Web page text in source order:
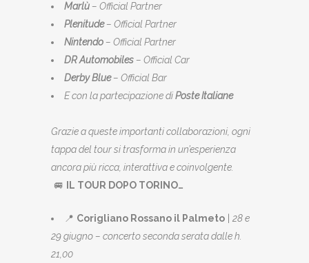
Marlù – Official Partner
Plenitude– Official Partner
Nintendo – Official Partner
DR Automobiles – Official Car
Derby Blue– Official Bar
E con la partecipazione diPoste Italiane
Grazie a queste importanti collaborazioni, ogni
tappa del tour si trasforma in un’esperienza
ancora più ricca, interattiva e coinvolgente.
🚐
IL TOUR DOPO TORINO…
📍 Corigliano Rossano il Palmeto
28 e
29 giugno – concerto seconda serata dalle h.
21,00